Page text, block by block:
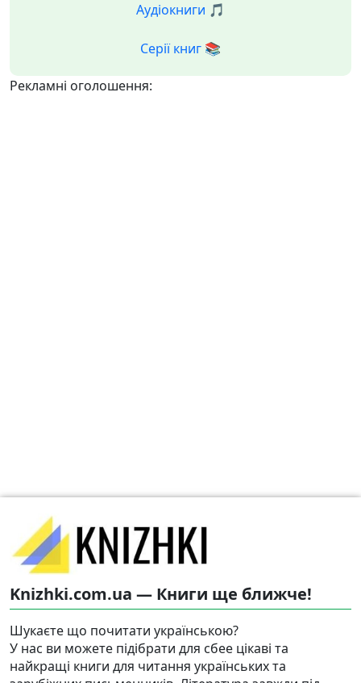
Аудіокниги 🎵
Серії книг 📚
Рекламні оголошення:
Knizhki.com.ua — Книги ще ближче!
Шукаєте що почитати українською?
У нас ви можете підібрати для сбее цікаві та
найкращі книги для читання українських та